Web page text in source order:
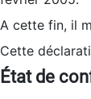
A cette fin, il
Cette
État de